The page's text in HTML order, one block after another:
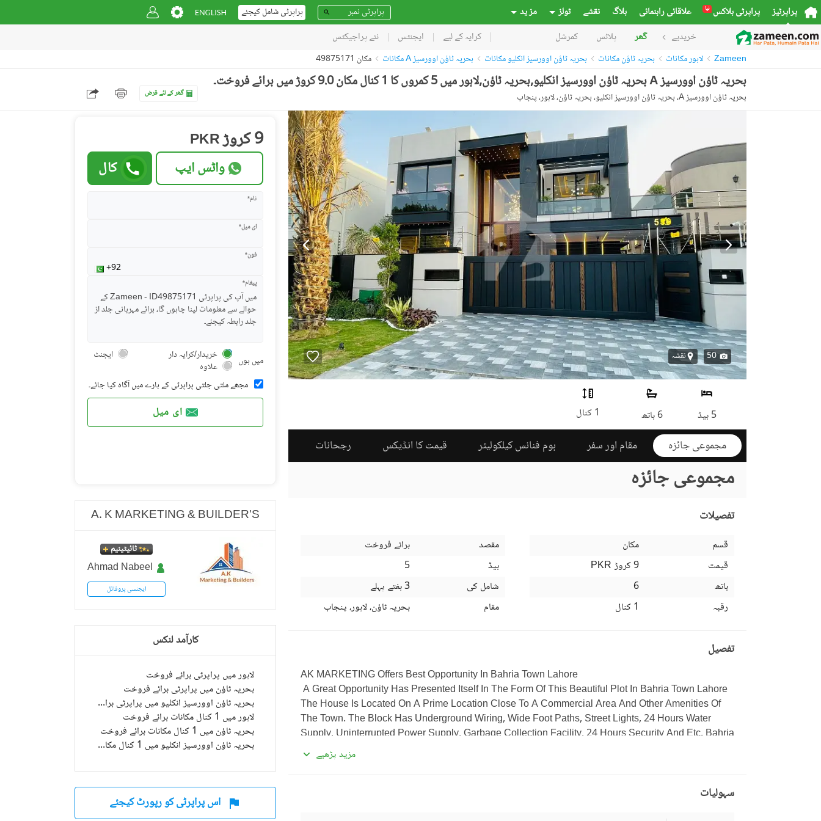
پراپرٹیز پراپرٹی بلاکس نیا علاقائی راہنمائی بلاگ نقشے ٹولز مز ید پراپرٹی شامل کیجئے
خریدیے گھر پلاٹس کمرشل کرایہ کے لیے ایجنٹس نئے پراجیکٹس
Zameen لاہور مکانات بحریہ ٹاؤن مکانات بحریہ ٹاؤن اوورسیز انکلیو مکانات بحریہ ٹاؤن اوورسیز A مکانات مکان 49875171
بحریہ ٹاؤن اوورسیز A بحریہ ٹاؤن اوورسیز انکلیو,بحریہ ٹاؤن,لاہور میں 5 کمروں کا 1 کنال مکان 9.0 کروڑ میں برائے فروخت۔
بحریہ ٹاؤن اوورسیز A، بحریہ ٹاؤن اوورسیز انکلیو، بحریہ ٹاؤن، لاہور، پنجاب گھر کے لئے قرض
50 نقشہ
5 بیڈ 6 باتھ 1 کنال
مجموعی جائزہ مقام اور سفر ہوم فنانس کیلکولیٹر قیمت کا انڈیکس رجحانات
مجموعی جائزہ
تفصیلات
قسم
مکان
قیمت
PKR
9 کروڑ
باتھ
6
رقبہ
1 کنال
مقصد
برائے فروخت
بیڈ
5
شامل کی
3 ہفتے پہلے
مقام
بحریہ ٹاؤن، لاہور، پنجاب
تفصیل
AK MARKETING Offers Best Opportunity In Bahria Town Lahore
The House Is Located On A Prime Location Close To A Commercial Area And Other Amenities Of
The Town. The Block Has Underground Wiring, Wide Foot Paths, Street Lights, 24 Hours Water
Supply, Uninterrupted Power Supply, Garbage Collection Facility, 24 Hours Security And Etc. Bahria
Town Compels A Large Number Of People To Move In And Build Their Dream Houses On A Land
Closed To Vast Amenities Like Hospitals, Schools, Health Clubs, Shopping Malls, Cinemas,
مزید پڑھیے
سہولیات
PKR 9 کروڑ
واٹس ایپ کال
نام*
ای میل*
فون*
پیغام*
میں ہوں خریدار/کرایہ دار
ایجنٹ
علاوہ
مجھے ملتی جلتی پراپرٹی کے بارے میں آگاہ کیا جائے۔
ای میل
A. K MARKETING & BUILDER'S
ٹائیٹینیم
Ahmad Nabeel
ایجنسی پروفائل
کارآمد لنکس
لاہور میں پراپرٹی برائے فروخت
بحریہ ٹاؤن میں پراپرٹی برائے فروخت
بحریہ ٹاؤن اوورسیز انکلیو میں پراپرٹی برائے فروخت
لاہور میں 1 کنال مکانات برائے فروخت
بحریہ ٹاؤن میں 1 کنال مکانات برائے فروخت
بحریہ ٹاؤن اوورسیز انکلیو میں 1 کنال مکانات برائے فروخت
اس پراپرٹی کو رپورٹ کیجئے